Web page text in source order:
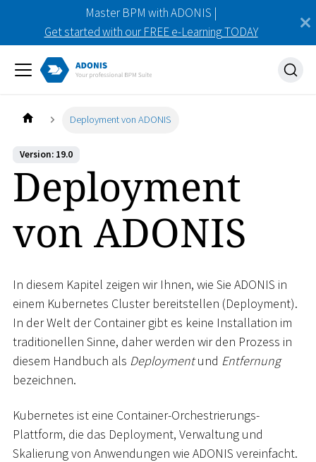
Master BPM with ADONIS |
Get started with our FREE e-Learning TODAY
Deployment von ADONIS
Version: 19.0
Deployment
von ADONIS
In diesem Kapitel zeigen wir Ihnen, wie Sie ADONIS in
einem Kubernetes Cluster bereitstellen (Deployment).
In der Welt der Container gibt es keine Installation im
traditionellen Sinne, daher werden wir den Prozess in
diesem Handbuch als Deploymentund Entfernung
bezeichnen.
Kubernetes ist eine Container-Orchestrierungs-
Plattform, die das Deployment, Verwaltung und
Skalierung von Anwendungen wie ADONIS vereinfacht.